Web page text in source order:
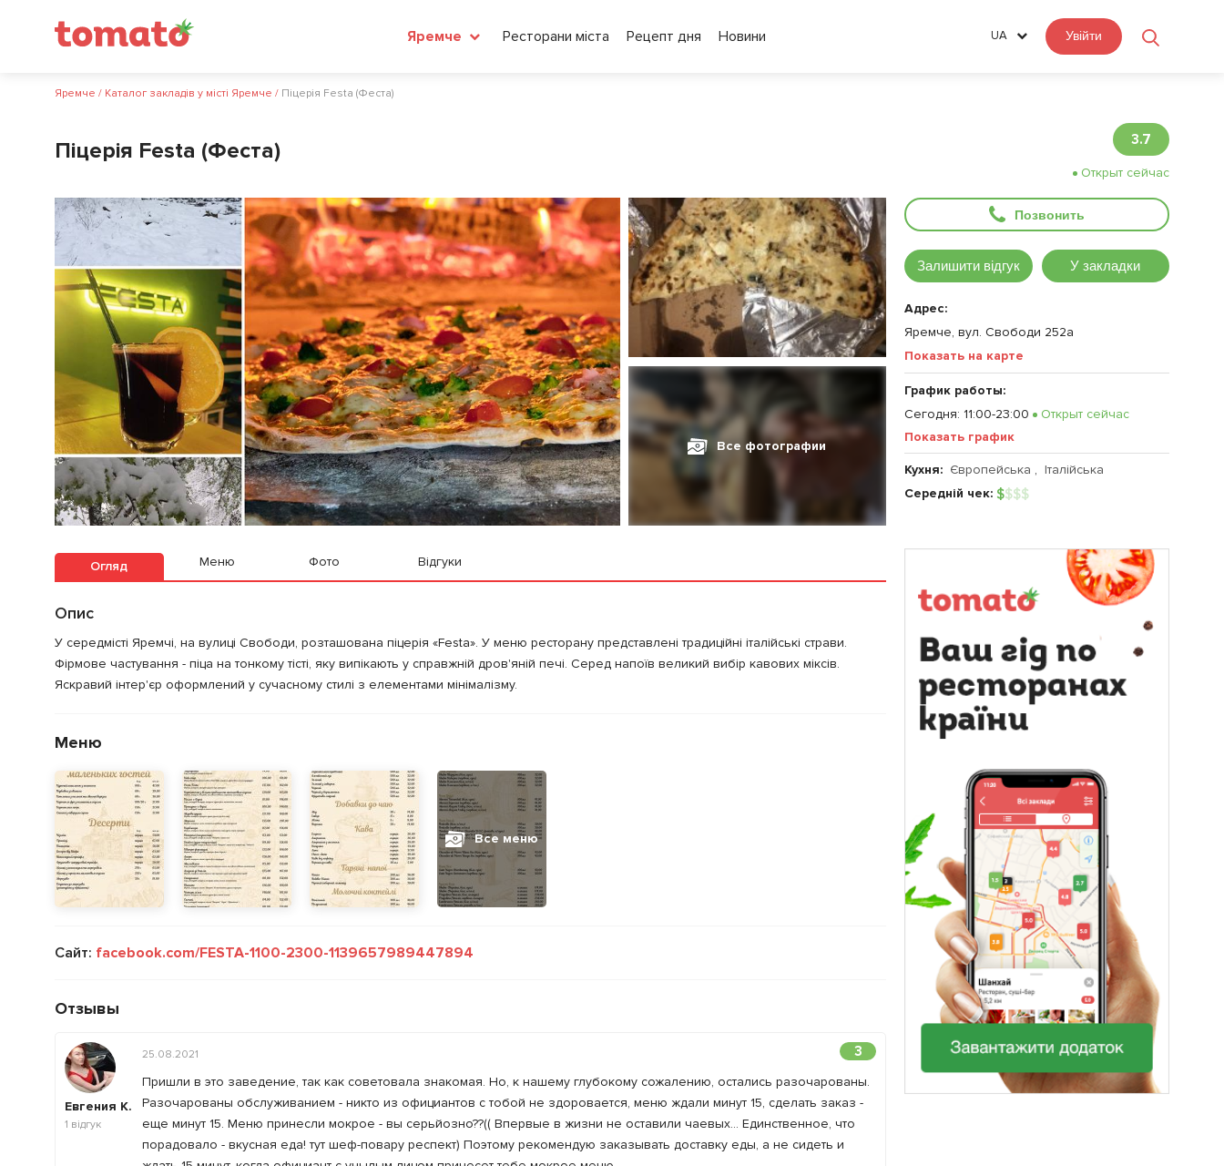
Яремче Ресторани міста Рецепт дня Новини UA Увійти
Яремче / Каталог закладів у місті Яремче / Піцерія Festa (Феста)
Піцерія Festa (Феста) 3.7
Открыт сейчас
Позвонить
Залишити відгук У закладки
Адрес:
Яремче, вул. Свободи 252а
Показать на карте
График работы:
Сегодня: 11:00-23:00
Открыт сейчас
Показать график
Кухня: Європейська , Італійська
Середній чек: $$$$
Все фотографии
Огляд Меню Фото Відгуки
Опис
У середмісті Яремчі, на вулиці Свободи, розташована піцерія «Festa». У меню ресторану представлені традиційні італійські страви.
Фірмове частування - піца на тонкому тісті, яку випікають у справжній дров'яній печі. Серед напоїв великий вибір кавових міксів.
Яскравий інтер'єр оформлений у сучасному стилі з елементами мінімалізму.
Меню
Все меню
Сайт: facebook.com/FESTA-1100-2300-1139657989447894
Отзывы
Евгения К.
1 відгук
3
25.08.2021
Пришли в это заведение, так как советовала знакомая. Но, к нашему глубокому сожалению, остались разочарованы.
Разочарованы обслуживанием - никто из официантов с тобой не здоровается, меню ждали минут 15, сделать заказ -
еще минут 15. Меню принесли мокрое - вы серьйозно??(( Впервые в жизни не оставили чаевых... Единственное, что
порадовало - вкусная еда! тут шеф-повару респект) Поэтому рекомендую заказывать доставку еды, а не сидеть и